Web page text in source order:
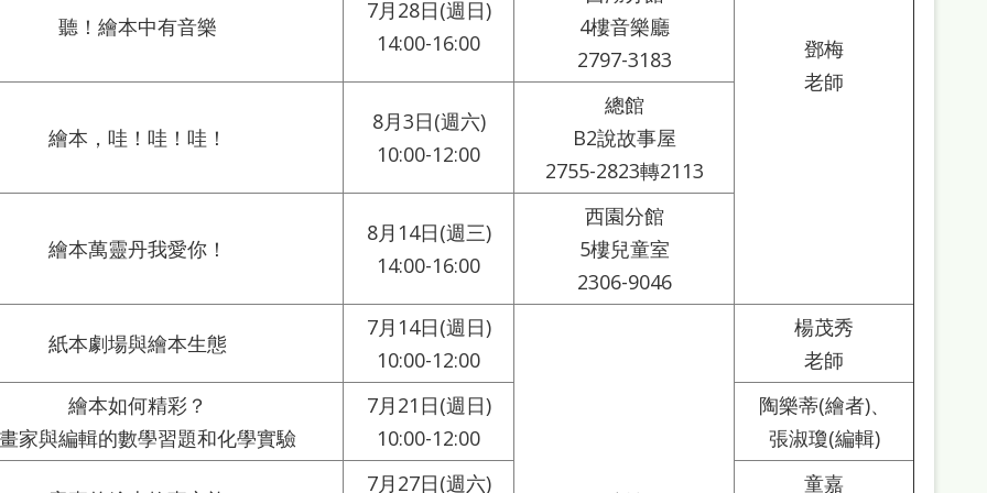
鄧梅
老師
聽！繪本中有音樂
7月28日(週日)
14:00-16:00
4樓音樂廳
2797-3183
繪本，哇！哇！哇！
8月3日(週六)
10:00-12:00
總館
B2說故事屋
2755-2823轉2113
繪本萬靈丹我愛你！
8月14日(週三)
14:00-16:00
西園分館
5樓兒童室
2306-9046
紙本劇場與繪本生態
7月14日(週日)
10:00-12:00
楊茂秀
老師
繪本如何精彩？
家與編輯的數學習題和化學實驗
7月21日(週日)
10:00-12:00
陶樂蒂(繪者)、
張淑瓊(編輯)
7月27日(週六) 童嘉